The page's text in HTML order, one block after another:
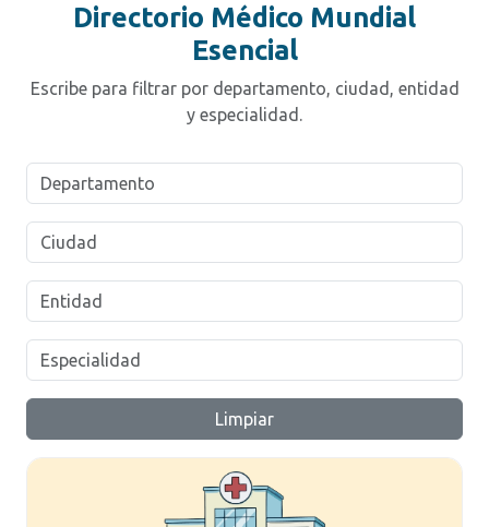
Directorio Médico Mundial
Esencial
Escribe para filtrar por departamento, ciudad, entidad
y especialidad.
Limpiar